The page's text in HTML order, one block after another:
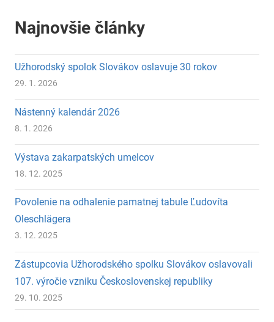
Najnovšie články
Užhorodský spolok Slovákov oslavuje 30 rokov
29. 1. 2026
Nástenný kalendár 2026
8. 1. 2026
Výstava zakarpatských umelcov
18. 12. 2025
Povolenie na odhalenie pamatnej tabule Ľudovíta
Oleschlägera
3. 12. 2025
Zástupcovia Užhorodského spolku Slovákov oslavovali
107. výročie vzniku Československej republiky
29. 10. 2025